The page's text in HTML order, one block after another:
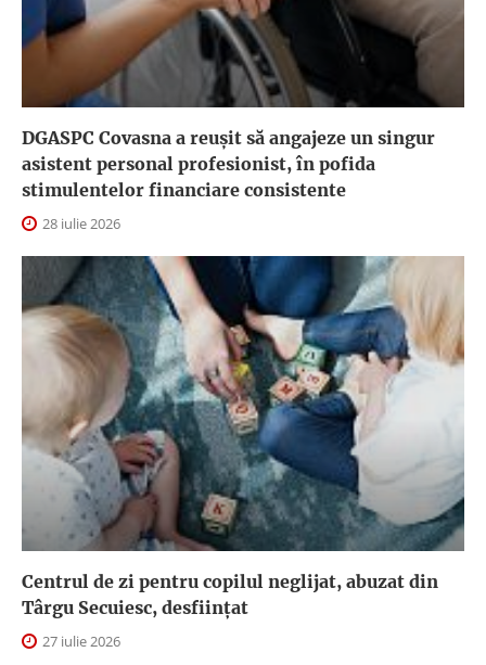
DGASPC Covasna a reuşit să angajeze un singur
asistent personal profesionist, în pofida
stimulentelor financiare consistente
28 iulie 2026
Centrul de zi pentru copilul neglijat, abuzat din
Târgu Secuiesc, desfiinţat
27 iulie 2026